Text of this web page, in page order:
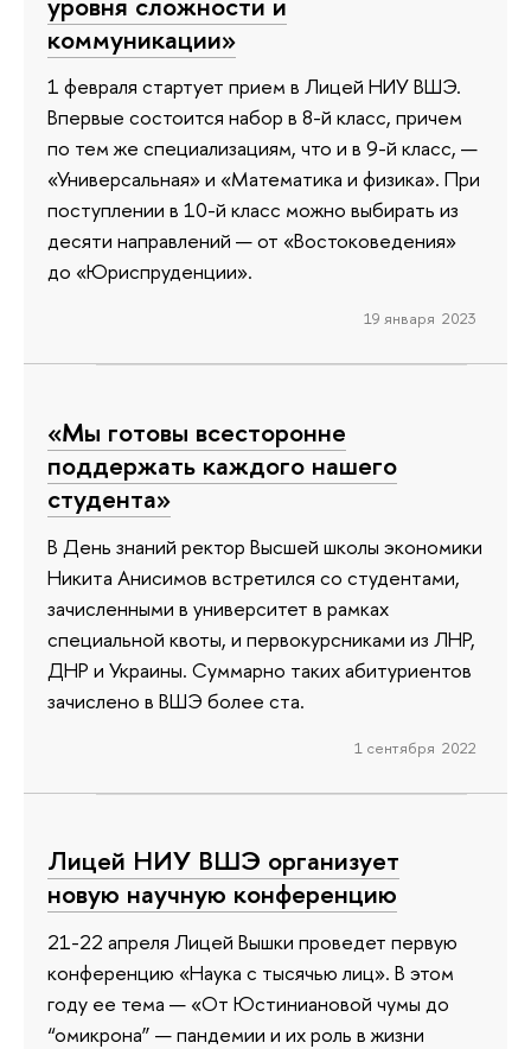
коммуникации»
1 февраля стартует прием в Лицей НИУ ВШЭ.
Впервые состоится набор в 8-й класс, причем
по тем же специализациям, что и в 9-й класс, —
«Универсальная» и «Математика и физика». При
поступлении в 10-й класс можно выбирать из
десяти направлений — от «Востоковедения»
до «Юриспруденции».
19 января 2023
«Мы готовы всесторонне
поддержать каждого нашего
студента»
В День знаний ректор Высшей школы экономики
Никита Анисимов встретился со студентами,
зачисленными в университет в рамках
специальной квоты, и первокурсниками из ЛНР,
ДНР и Украины. Суммарно таких абитуриентов
зачислено в ВШЭ более ста.
1 сентября 2022
Лицей НИУ ВШЭ организует
новую научную конференцию
21-22 апреля Лицей Вышки проведет первую
конференцию «Наука с тысячью лиц». В этом
году ее тема — «От Юстиниановой чумы до
“омикрона” — пандемии и их роль в жизни